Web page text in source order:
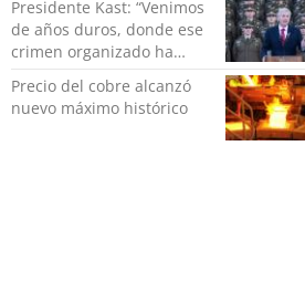
Presidente Kast: “Venimos
de años duros, donde ese
crimen organizado ha
ocupado un lugar que no
le corresponde”
Precio del cobre alcanzó
nuevo máximo histórico